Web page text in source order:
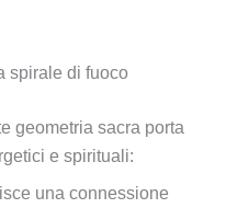
spirale di fuoco
geometria sacra porta
e spirituali:
una connessione